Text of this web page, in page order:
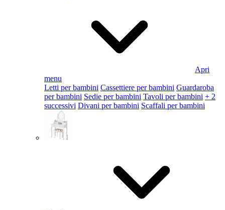
Apri
menu
Letti per bambini Cassettiere per bambini Guardaroba
per bambini Sedie per bambini Tavoli per bambini + 2
successivi Divani per bambini Scaffali per bambini